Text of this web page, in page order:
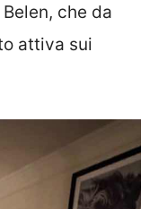
che da
attiva sui